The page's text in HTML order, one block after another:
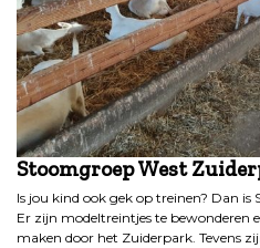
Stoomgroep West
Is jou kind ook gek op treinen? Dan is
Er zijn modeltreintjes te bewonderen
maken door het Zuiderpark. Tevens